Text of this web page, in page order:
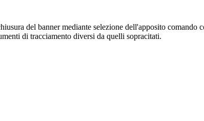
del banner mediante selezione dell'apposito
di tracciamento diversi da quelli sopracitati.